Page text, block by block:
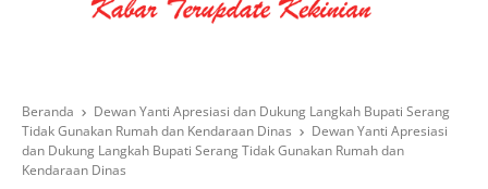
Beranda
Dewan Yanti Apresiasi dan Dukung Langkah Bupati Serang
Tidak Gunakan Rumah dan Kendaraan Dinas
Dewan Yanti Apresiasi
dan Dukung Langkah Bupati Serang Tidak Gunakan Rumah dan
Kendaraan Dinas